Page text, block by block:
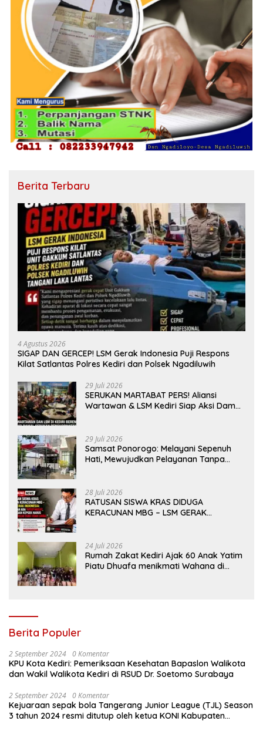
Berita Terbaru
4 Agustus 2026
SIGAP DAN GERCEP! LSM Gerak Indonesia Puji Respons
Kilat Satlantas Polres Kediri dan Polsek Ngadiluwih
29 Juli 2026
SERUKAN MARTABAT PERS! Aliansi
Wartawan & LSM Kediri Siap Aksi Damai:
29 Juli 2026
Samsat Ponorogo: Melayani Sepenuh
Hati, Mewujudkan Pelayanan Tanpa
28 Juli 2026
RATUSAN SISWA KRAS DIDUGA
KERACUNAN MBG – LSM GERAK
YANG TIDAK LAYAK
24 Juli 2026
Rumah Zakat Kediri Ajak 60 Anak Yatim
Piatu Dhuafa menikmati Wahana di
Berita Populer
2 September 2024 0 Komentar
KPU Kota Kediri: Pemeriksaan Kesehatan Bapaslon Walikota
dan Wakil Walikota Kediri di RSUD Dr. Soetomo Surabaya
2 September 2024 0 Komentar
Kejuaraan sepak bola Tangerang Junior League (TJL) Season
3 tahun 2024 resmi ditutup oleh ketua KONI Kabupaten